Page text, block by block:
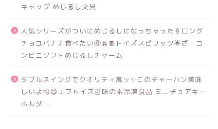
キャップ めじるし文具
人気シリーズがついにめじるしになっちゃった🍦ロング
チョコバナナ食べたい🤤🍌🍫トイズスピリッツ🌟ざ・コ
ンビニソフトめじるしチャーム
ダブルスイングでクオリティ高ッ✨このチャーハン美味
しいよね😋エフトイズ🥟味の素冷凍食品 ミニチュアキー
ホルダー